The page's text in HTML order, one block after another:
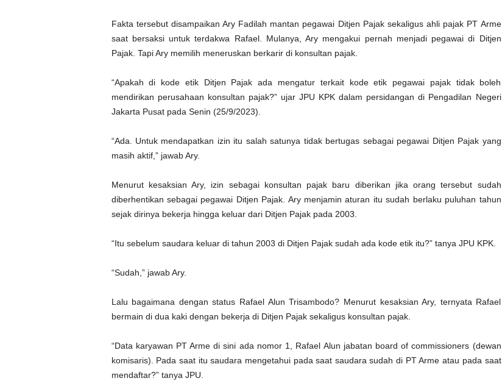
Fakta tersebut disampaikan Ary Fadilah mantan pegawai Ditjen Pajak sekaligus ahli pajak PT Arme
saat bersaksi untuk terdakwa Rafael. Mulanya, Ary mengakui pernah menjadi pegawai di Ditjen
Pajak. Tapi Ary memilih meneruskan berkarir di konsultan pajak.
“Apakah di kode etik Ditjen Pajak ada mengatur terkait kode etik pegawai pajak tidak boleh
mendirikan perusahaan konsultan pajak?” ujar JPU KPK dalam persidangan di Pengadilan Negeri
Jakarta Pusat pada Senin (25/9/2023).
“Ada. Untuk mendapatkan izin itu salah satunya tidak bertugas sebagai pegawai Ditjen Pajak yang
masih aktif,” jawab Ary.
Menurut kesaksian Ary, izin sebagai konsultan pajak baru diberikan jika orang tersebut sudah
diberhentikan sebagai pegawai Ditjen Pajak. Ary menjamin aturan itu sudah berlaku puluhan tahun
sejak dirinya bekerja hingga keluar dari Ditjen Pajak pada 2003.
“Itu sebelum saudara keluar di tahun 2003 di Ditjen Pajak sudah ada kode etik itu?” tanya JPU KPK.
“Sudah,” jawab Ary.
Lalu bagaimana dengan status Rafael Alun Trisambodo? Menurut kesaksian Ary, ternyata Rafael
bermain di dua kaki dengan bekerja di Ditjen Pajak sekaligus konsultan pajak.
“Data karyawan PT Arme di sini ada nomor 1, Rafael Alun jabatan board of commissioners (dewan
komisaris). Pada saat itu saudara mengetahui pada saat saudara sudah di PT Arme atau pada saat
mendaftar?” tanya JPU.